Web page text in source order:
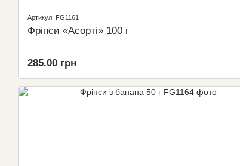
Артикул: FG1161
Фріпси «Асорті» 100 г
285.00 грн